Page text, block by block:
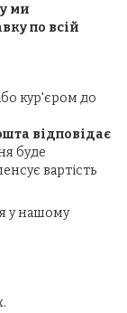
ми
по всій
кур'єром до
відповідає
буде
вартість
у нашому